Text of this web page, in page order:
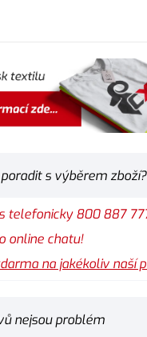
s výběrem zboží?
telefonicky 800 887
online chatu!
na jakékoliv naší
nejsou problém